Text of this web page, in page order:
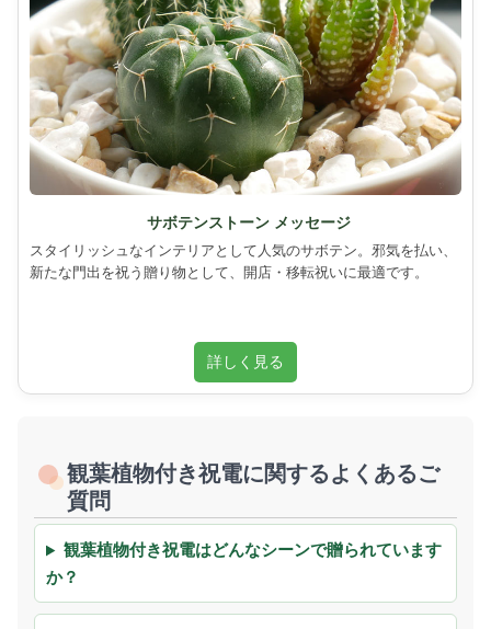
サボテンストーン メッセージ
スタイリッシュなインテリアとして人気のサボテン。邪気を払い、
新たな門出を祝う贈り物として、開店・移転祝いに最適です。
詳しく見る
観葉植物付き祝電に関するよくあるご
質問
観葉植物付き祝電はどんなシーンで贈られています
か？